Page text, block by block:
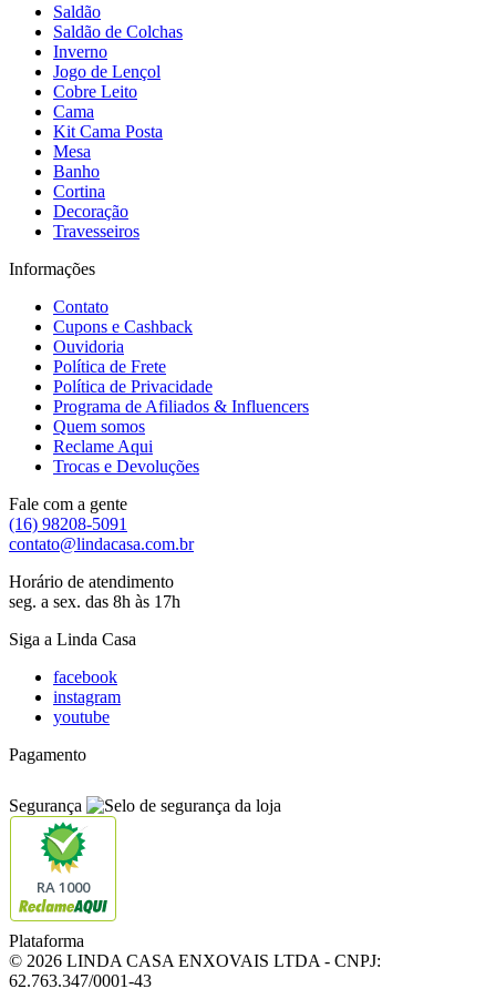
Saldão
Saldão de Colchas
Inverno
Jogo de Lençol
Cobre Leito
Cama
Kit Cama Posta
Mesa
Banho
Cortina
Decoração
Travesseiros
Informações
Contato
Cupons e Cashback
Ouvidoria
Política de Frete
Política de Privacidade
Programa de Afiliados & Influencers
Quem somos
Reclame Aqui
Trocas e Devoluções
Fale com a gente
(16) 98208-5091
contato@lindacasa.com.br
Horário de atendimento
seg. a sex. das 8h às 17h
Siga a Linda Casa
facebook
instagram
youtube
Pagamento
Segurança
RA 1000
Plataforma
© 2026 LINDA CASA ENXOVAIS LTDA - CNPJ:
62.763.347/0001-43